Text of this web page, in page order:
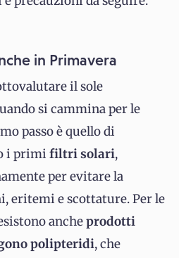
in Primavera
il sole
si cammina per le
passo è quello di
i primi filtri solari,
per evitare la
eritemi e scottature. Per le
ancheprodotti
polipteridi, che